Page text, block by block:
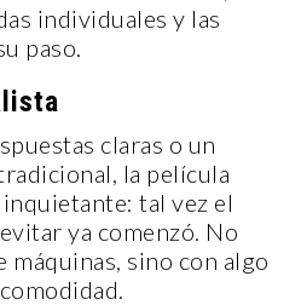
individuales y las
paso.
claras o un
la película
tal vez el
ya comenzó. No
máquinas, sino con algo